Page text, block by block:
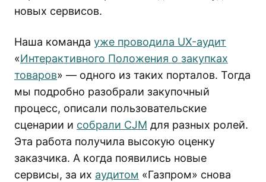
новых сервисов.
Наша команда уже проводила UX-аудит
«Интерактивного Положения о закупках
товаров» — одного из таких порталов. Тогда
мы подробно разобрали закупочный
процесс, описали пользовательские
сценарии и собрали CJM для разных ролей.
Эта работа получила высокую оценку
заказчика. А когда появились новые
сервисы, за их аудитом «Газпром» снова